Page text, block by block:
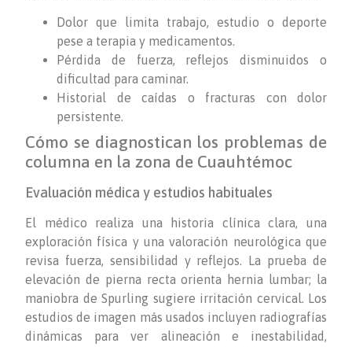
Dolor que limita trabajo, estudio o deporte
pese a terapia y medicamentos.
Pérdida de fuerza, reflejos disminuidos o
dificultad para caminar.
Historial de caídas o fracturas con dolor
persistente.
Cómo se diagnostican los problemas de
columna en la zona de Cuauhtémoc
Evaluación médica y estudios habituales
El médico realiza una historia clínica clara, una
exploración física y una valoración neurológica que
revisa fuerza, sensibilidad y reflejos. La prueba de
elevación de pierna recta orienta hernia lumbar; la
maniobra de Spurling sugiere irritación cervical. Los
estudios de imagen más usados incluyen radiografías
dinámicas para ver alineación e inestabilidad,